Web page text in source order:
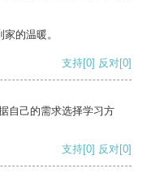
的温暖。
支持[0] 反对[0]
自己的需求选择学习方
支持[0] 反对[0]